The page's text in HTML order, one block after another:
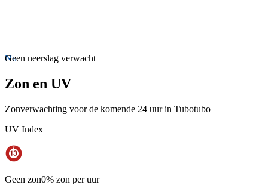
Nu
Geen neerslag verwacht
Zon en UV
Zonverwachting voor de komende 24 uur in Tubotubo
UV Index
Geen zon0% zon per uur